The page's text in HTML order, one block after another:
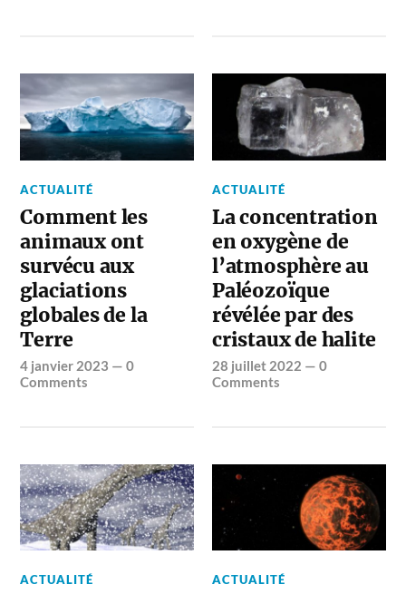
ACTUALITÉ
Comment les
animaux ont
survécu aux
glaciations
globales de la
Terre
4 janvier 2023 —0
Comments
ACTUALITÉ
La concentration
en oxygène de
l’atmosphère au
Paléozoïque
révélée par des
cristaux de halite
28 juillet 2022 —0
Comments
ACTUALITÉ ACTUALITÉ